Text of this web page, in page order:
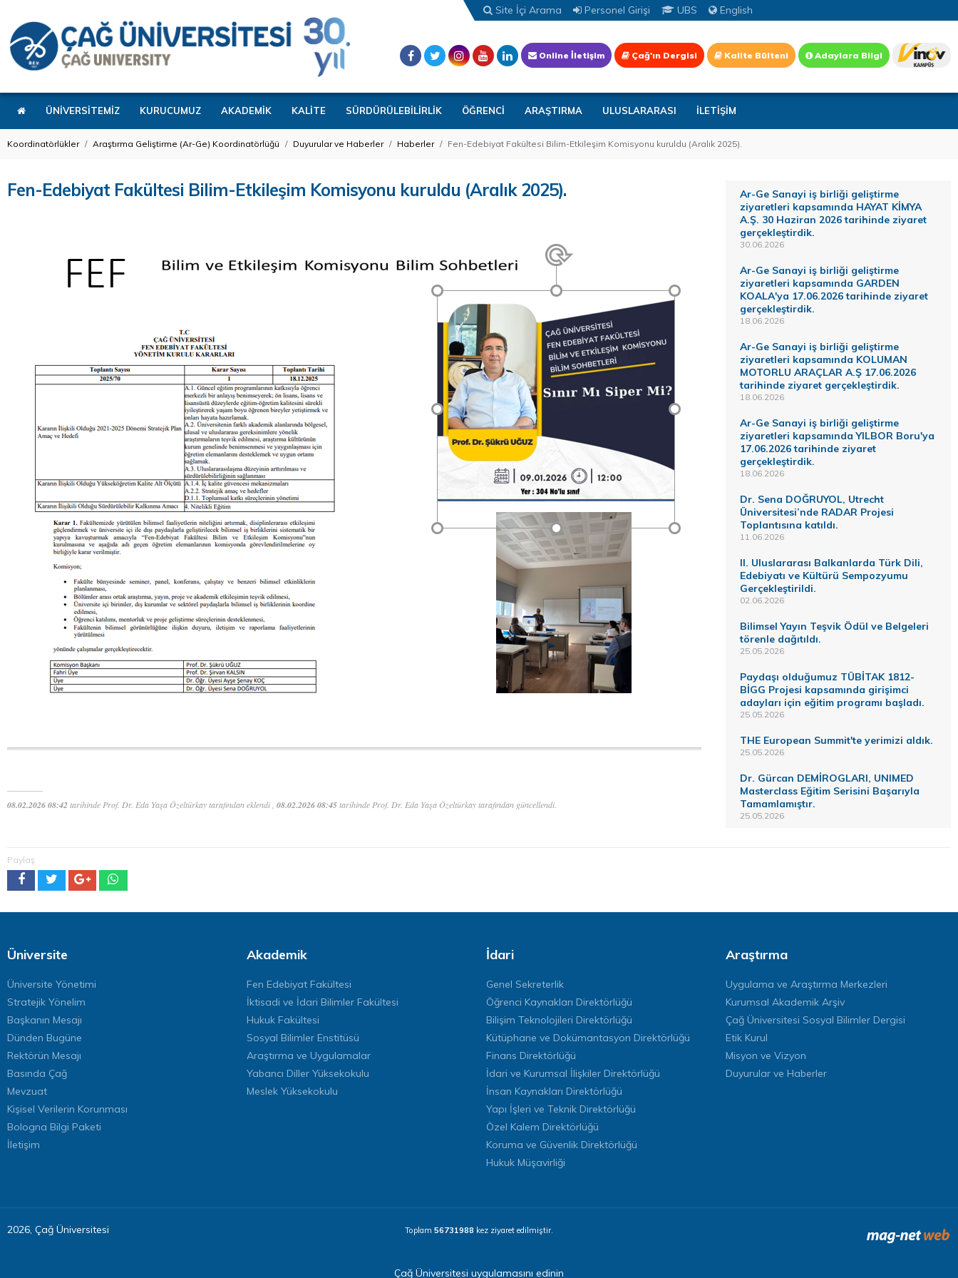
Site İçi Arama Personel Girişi UBS English
Online İletişim Çağ'ın Dergisi Kalite Bülteni Adaylara Bilgi
ÜNİVERSİTEMİZ KURUCUMUZ AKADEMİK KALİTE SÜRDÜRÜLEBİLİRLİK ÖĞRENCİ ARAŞTIRMA ULUSLARARASI İLETİŞİM
Koordinatörlükler Araştırma Geliştirme (Ar-Ge) Koordinatörlüğü Duyurular ve Haberler Haberler Fen-Edebiyat Fakültesi Bilim-Etkileşim Komisyonu kuruldu (Aralık 2025).
Fen-Edebiyat Fakültesi Bilim-Etkileşim Komisyonu kuruldu (Aralık 2025).
08.02.2026 08:42tarihinde Prof. Dr. Eda Yaşa Özeltürkay tarafından eklendi , 08.02.2026 08:45tarihinde Prof. Dr. Eda Yaşa Özeltürkay tarafından güncellendi.
Ar-Ge Sanayi iş birliği geliştirme
ziyaretleri kapsamında HAYAT KİMYA
A.Ş. 30 Haziran 2026 tarihinde ziyaret
gerçekleştirdik.
30.06.2026
Ar-Ge Sanayi iş birliği geliştirme
ziyaretleri kapsamında GARDEN
KOALA'ya 17.06.2026 tarihinde ziyaret
gerçekleştirdik.
18.06.2026
Ar-Ge Sanayi iş birliği geliştirme
ziyaretleri kapsamında KOLUMAN
MOTORLU ARAÇLAR A.Ş 17.06.2026
tarihinde ziyaret gerçekleştirdik.
18.06.2026
Ar-Ge Sanayi iş birliği geliştirme
ziyaretleri kapsamında YILBOR Boru'ya
17.06.2026 tarihinde ziyaret
gerçekleştirdik.
18.06.2026
Dr. Sena DOĞRUYOL, Utrecht
Üniversitesi’nde RADAR Projesi
Toplantısına katıldı.
11.06.2026
II. Uluslararası Balkanlarda Türk Dili,
Edebiyatı ve Kültürü Sempozyumu
Gerçekleştirildi.
02.06.2026
Bilimsel Yayın Teşvik Ödül ve Belgeleri
törenle dağıtıldı.
25.05.2026
Paydaşı olduğumuz TÜBİTAK 1812-
BİGG Projesi kapsamında girişimci
adayları için eğitim programı başladı.
25.05.2026
THE European Summit'te yerimizi aldık.
25.05.2026
Dr. Gürcan DEMİROGLARI, UNIMED
Masterclass Eğitim Serisini Başarıyla
Tamamlamıştır.
25.05.2026
Paylaş
Üniversite
Üniversite Yönetimi
Stratejik Yönelim
Başkanın Mesajı
Dünden Bugüne
Rektörün Mesajı
Basında Çağ
Mevzuat
Kişisel Verilerin Korunması
Bologna Bilgi Paketi
İletişim
Akademik
Fen Edebiyat Fakültesi
İktisadi ve İdari Bilimler Fakültesi
Hukuk Fakültesi
Sosyal Bilimler Enstitüsü
Araştırma ve Uygulamalar
Yabancı Diller Yüksekokulu
Meslek Yüksekokulu
İdari
Genel Sekreterlik
Öğrenci Kaynakları Direktörlüğü
Bilişim Teknolojileri Direktörlüğü
Kütüphane ve Dokümantasyon Direktörlüğü
Finans Direktörlüğü
İdari ve Kurumsal İlişkiler Direktörlüğü
İnsan Kaynakları Direktörlüğü
Yapı İşleri ve Teknik Direktörlüğü
Özel Kalem Direktörlüğü
Koruma ve Güvenlik Direktörlüğü
Hukuk Müşavirliği
Araştırma
Uygulama ve Araştırma Merkezleri
Kurumsal Akademik Arşiv
Çağ Üniversitesi Sosyal Bilimler Dergisi
Etik Kurul
Misyon ve Vizyon
Duyurular ve Haberler
2026, Çağ Üniversitesi Toplam 56731988 kez ziyaret edilmiştir.
Çağ Üniversitesi uygulamasını edinin